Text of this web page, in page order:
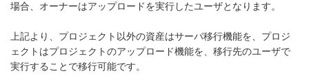
場合、オーナーはアップロードを実行したユーザとなります。
上記より、プロジェクト以外の資産はサーバ移行機能を、プロジ
ェクトはプロジェクトのアップロード機能を、移行先のユーザで
実行することで移行可能です。